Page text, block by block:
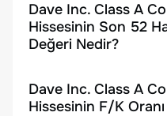
Dave Inc. Class A
Hissesinin Son 52
Değeri Nedir?
Dave Inc. Class A
Hissesinin F/K